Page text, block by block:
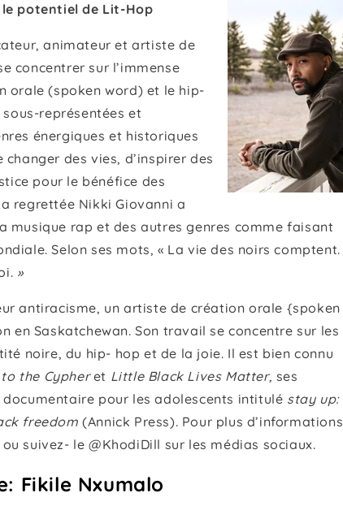
potentiel de Lit-Hop
animateur et artiste de
concentrer sur l’immense
orale (spoken word) et le hip-
représentées et
énergiques et historiques
des vies, d’inspirer des
pour le bénéfice des
regrettée Nikki Giovanni a
musique rap et des autres genres comme faisant
Selon ses mots, « La vie des noirs comptent.
»
antiracisme, un artiste de création orale {spoken
en Saskatchewan. Son travail se concentre sur les
noire, du hip- hop et de la joie. Il est bien connu
to the Cypheret Little Black Lives Matter, ses
pour les adolescents intitulé stay up:
freedom (Annick Press). Pour plus d’informations
ou suivez- le @KhodiDill sur les médias sociaux.
Fikile Nxumalo